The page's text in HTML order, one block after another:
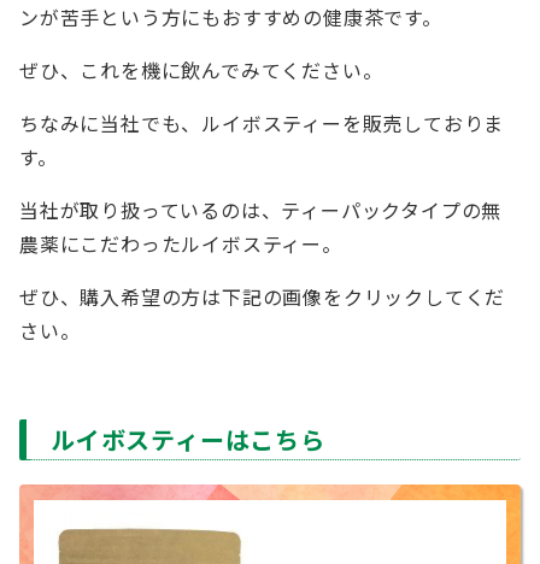
ンが苦手という方にもおすすめの健康茶です。
ぜひ、これを機に飲んでみてください。
ちなみに当社でも、ルイボスティーを販売しておりま
す。
当社が取り扱っているのは、ティーパックタイプの無
農薬にこだわったルイボスティー。
ぜひ、購入希望の方は下記の画像をクリックしてくだ
さい。
ルイボスティーはこちら